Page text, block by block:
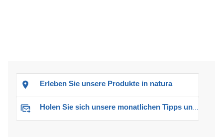
Erleben Sie unsere Produkte in natura
Holen Sie sich unsere monatlichen Tipps und Angebote